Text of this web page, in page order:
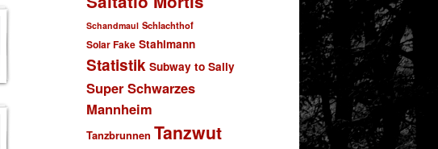
Schandmaul Schlachthof
Solar Fake Stahlmann
Statistik Subway to Sally
Super Schwarzes
Mannheim
Tanzbrunnen Tanzwut